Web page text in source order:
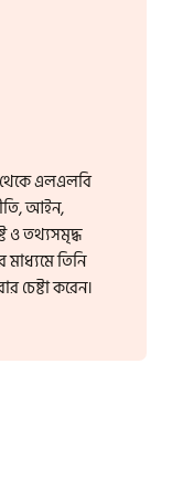
থেকে এলএলবি
আইন,
ও তথ্যসমৃদ্ধ
মাধ্যমে তিনি
চেষ্টা করেন।